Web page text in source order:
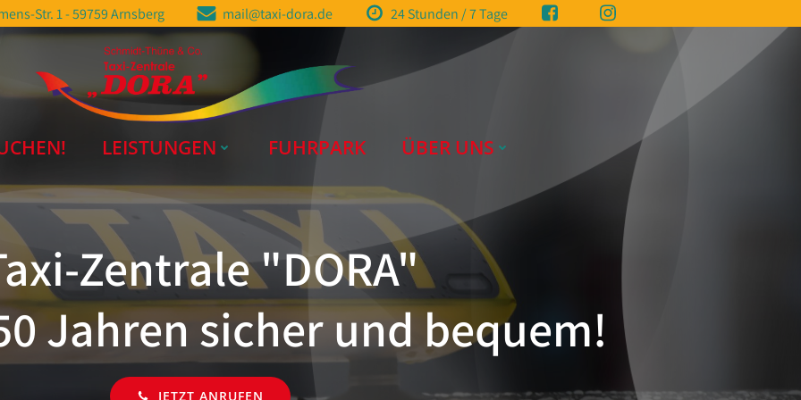
Str. 1 - 59759 Arnsberg mail@taxi-dora.de 24 Stunden / 7 Tage
LEISTUNGEN FUHRPARK ÜBER UNS
Zentrale "DORA"
Jahren sicher und bequem!
JETZT ANRUFEN